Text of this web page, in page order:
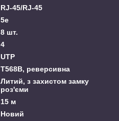
RJ-45/RJ-45
5e
8 шт.
4
UTP
Т568В, реверсивна
Литий, з захистом замку
роз'єми
15 м
Новий